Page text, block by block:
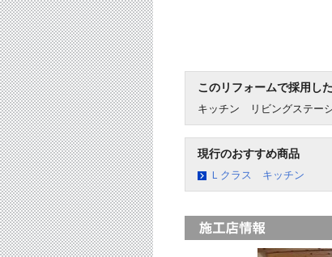
このリフォームで採用し
キッチン リビングステー
現行のおすすめ商品
Ｌクラス キッチン